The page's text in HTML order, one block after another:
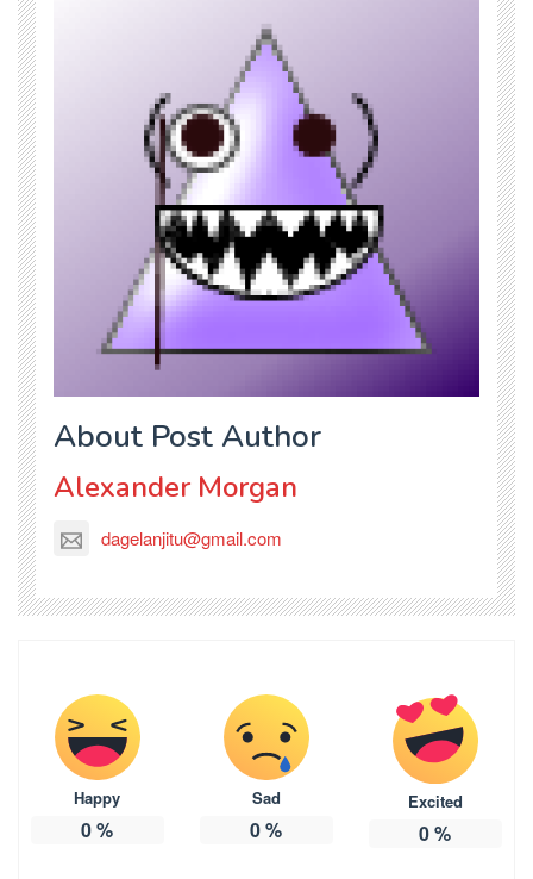
About Post Author
Alexander Morgan
dagelanjitu@gmail.com
Happy
0%
Sad
0%
Excited
0%